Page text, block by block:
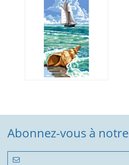
Abonnez-vous à notre